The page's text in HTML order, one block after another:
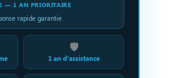
— 1 AN PRIORITAIRE
rapide garantie
🛡️
1 an d'assistance